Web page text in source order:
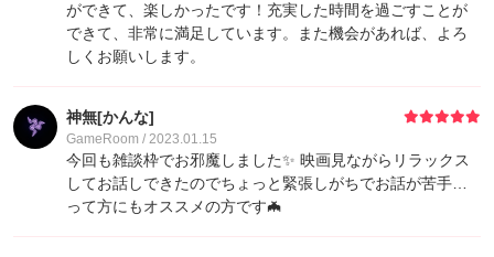
ができて、楽しかったです！充実した時間を過ごすことが
できて、非常に満足しています。また機会があれば、よろ
しくお願いします。
神無[かんな]
GameRoom / 2023.01.15
今回も雑談枠でお邪魔しました✨ 映画見ながらリラックス
してお話しできたのでちょっと緊張しがちでお話が苦手…
って方にもオススメの方です🦇